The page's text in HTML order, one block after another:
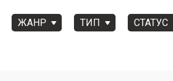
ЖАНР ТИП СТАТУС